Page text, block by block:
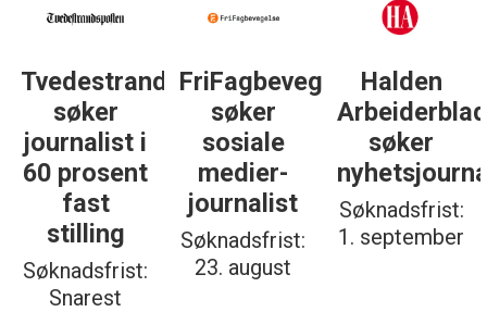
Tvedestrandsposten
søker
journalist i
60 prosent
fast
stilling
Søknadsfrist:
Snarest
FriFagbevegelse
søker
sosiale
medier-
journalist
Søknadsfrist:
23. august
Halden
Arbeiderblad
søker
Søknadsfrist:
1. september